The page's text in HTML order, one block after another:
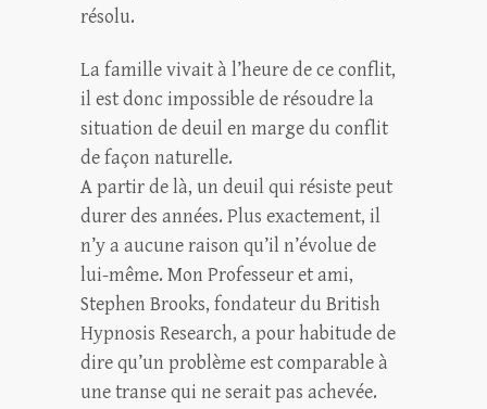
résolu.
La famille vivait à l’heure de ce conflit,
il est donc impossible de résoudre la
situation de deuil en marge du conflit
de façon naturelle.
A partir de là, un deuil qui résiste peut
durer des années. Plus exactement, il
n’y a aucune raison qu’il n’évolue de
lui-même. Mon Professeur et ami,
Stephen Brooks, fondateur du British
Hypnosis Research, a pour habitude de
dire qu’un problème est comparable à
une transe qui ne serait pas achevée.